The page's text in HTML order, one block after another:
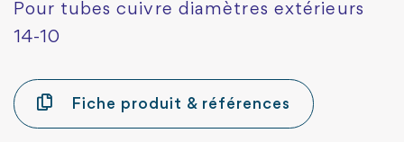
Pour tubes cuivre diamètres extérieurs
14-10
Fiche produit & références